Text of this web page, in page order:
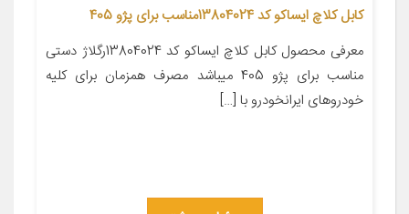
کابل کلاچ ایساکو کد 13804024مناسب برای پژو 405
معرفی محصول کابل کلاچ ایساکو کد 13804024رگلاژ دستی
مناسب برای پژو 405 میباشد مصرف همزمان برای کلیه
خودروهای ایرانخودرو با […]